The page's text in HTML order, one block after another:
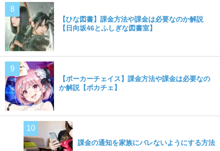
【ひな図書】課金方法や課金は必要なのか解説
【日向坂46とふしぎな図書室】
【ポーカーチェイス】課金方法や課金は必要なの
か解説【ポカチェ】
課金の通知を家族にバレないようにする方法